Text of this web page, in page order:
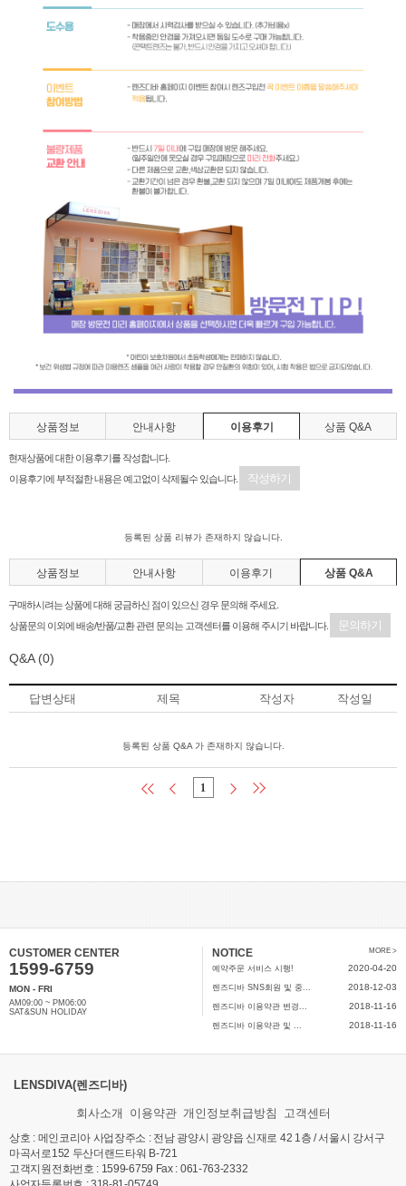
상품정보 안내사항 이용후기 상품 Q&A
현재상품에 대한 이용후기를 작성합니다.
이용후기에 부적절한 내용은 예고없이 삭제될수 있습니다.
작성하기
등록된 상품 리뷰가 존재하지 않습니다.
상품정보 안내사항 이용후기 상품 Q&A
구매하시려는 상품에 대해 궁금하신 점이 있으신 경우 문의해 주세요.
상품문의 이외에 배송/반품/교환 관련 문의는 고객센터를 이용해 주시기 바랍니다.
문의하기
Q&A (0)
답변상태 제목 작성자 작성일
등록된 상품 Q&A 가 존재하지 않습니다.
1
CUSTOMER CENTER
1599-6759
MON - FRI
AM09:00 ~ PM06:00
SAT&SUN HOLIDAY
NOTICE MORE >
예약주문 서비스 시행! 2020-04-20
렌즈디바 SNS회원 및 중... 2018-12-03
렌즈디바 이용약관 변경... 2018-11-16
렌즈디바 이용약관 및 ... 2018-11-16
LENSDIVA(렌즈디바)
회사소개 이용약관 개인정보취급방침 고객센터
상호 : 메인코리아 사업장주소 : 전남 광양시 광양읍 신재로 42 1층 / 서울시 강서구
마곡서로152 두산더랜드타워 B-721
고객지원전화번호 : 1599-6759 Fax : 061-763-2332